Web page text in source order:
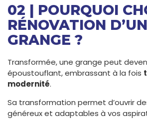
02 | POURQUOI
RÉNOVATION
GRANGE ?
Transformée, une grange peut
époustouflant, embrassant à la fois
modernité.
Sa transformation permet d’ouvrir
généreux et adaptables à vos